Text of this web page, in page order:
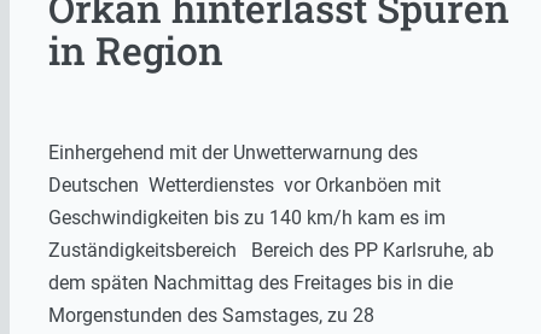
in Region
Einhergehend mit der Unwetterwarnung des
Deutschen Wetterdienstes vor Orkanböen mit
Geschwindigkeiten bis zu 140 km/h kam es im
Zuständigkeitsbereich Bereich des PP Karlsruhe, ab
dem späten Nachmittag des Freitages bis in die
Morgenstunden des Samstages, zu 28